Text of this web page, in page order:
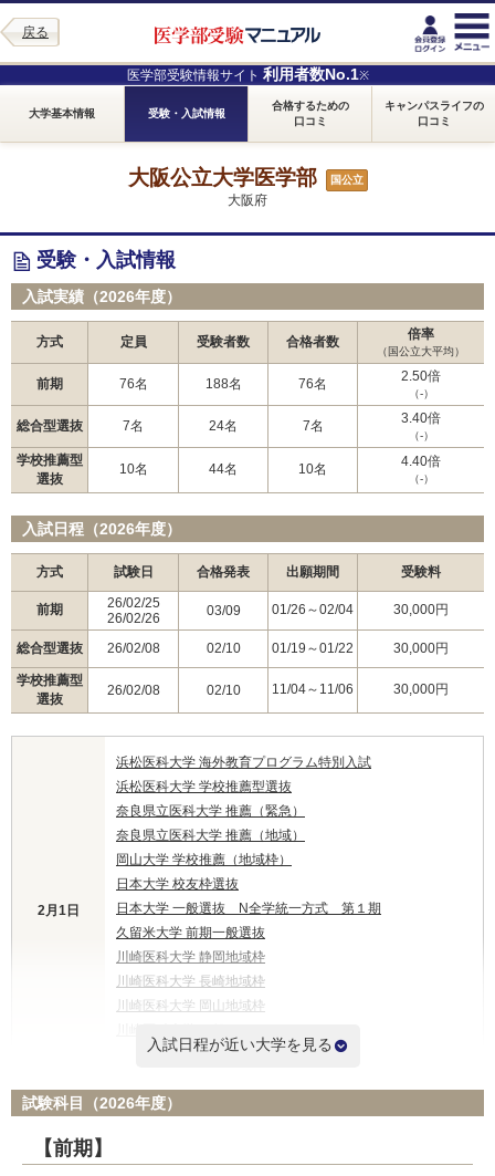
戻る
医学部受験情報サイト 利用者数No.1※
大学基本情報 受験・入試情報
合格するための
口コミ
キャンパスライフの
口コミ
大阪公立大学医学部 国公立
大阪府
受験・入試情報
入試実績（2026年度）
方式 定員 受験者数 合格者数 倍率
（国公立大平均）
前期 76名 188名 76名 2.50倍
（-）
総合型選抜 7名 24名 7名 3.40倍
（-）
学校推薦型
選抜
10名 44名 10名 4.40倍
（-）
入試日程（2026年度）
方式 試験日 合格発表 出願期間 受験料
前期
26/02/25
26/02/26
03/09 01/26～02/04 30,000円
総合型選抜 26/02/08 02/10 01/19～01/22 30,000円
学校推薦型
選抜
26/02/08 02/10 11/04～11/06 30,000円
2月1日
浜松医科大学 海外教育プログラム特別入試
浜松医科大学 学校推薦型選抜
奈良県立医科大学 推薦（緊急）
奈良県立医科大学 推薦（地域）
岡山大学 学校推薦（地域枠）
日本大学 校友枠選抜
日本大学 一般選抜 N全学統一方式 第１期
久留米大学 前期一般選抜
川崎医科大学 静岡地域枠
川崎医科大学 長崎地域枠
川崎医科大学 岡山地域枠
国際医療福祉大学 一般前期
杏林大学 外国人留学生選抜
杏林大学 新潟県地域枠選抜
入試日程が近い大学を見る
試験科目（2026年度）
【前期】